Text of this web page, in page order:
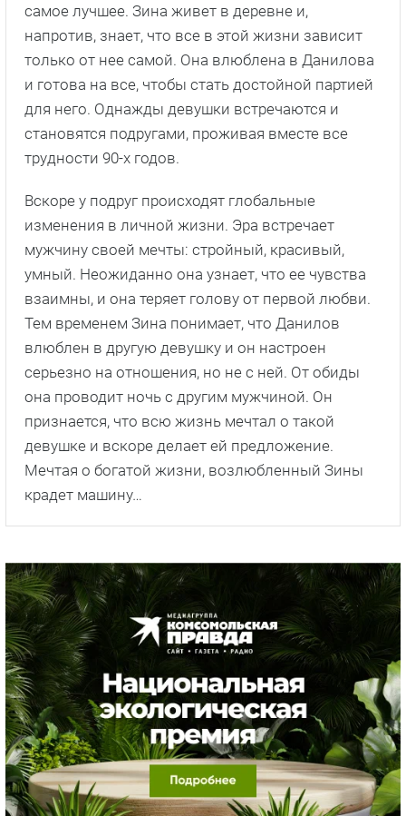
самое лучшее. Зина живет в деревне и,
напротив, знает, что все в этой жизни зависит
только от нее самой. Она влюблена в Данилова
и готова на все, чтобы стать достойной партией
для него. Однажды девушки встречаются и
становятся подругами, проживая вместе все
трудности 90-х годов.
Вскоре у подруг происходят глобальные
изменения в личной жизни. Эра встречает
мужчину своей мечты: стройный, красивый,
умный. Неожиданно она узнает, что ее чувства
взаимны, и она теряет голову от первой любви.
Тем временем Зина понимает, что Данилов
влюблен в другую девушку и он настроен
серьезно на отношения, но не с ней. От обиды
она проводит ночь с другим мужчиной. Он
признается, что всю жизнь мечтал о такой
девушке и вскоре делает ей предложение.
Мечтая о богатой жизни, возлюбленный Зины
крадет машину…